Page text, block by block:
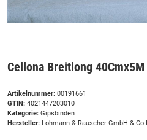
Cellona Breitlong
Artikelnummer: 00191661
GTIN: 4021447203010
Kategorie: Gipsbinden
Hersteller: Lohmann & Rauscher GmbH &